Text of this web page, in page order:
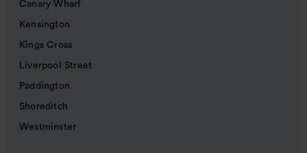
Canary Wharf
Kensington
Kings Cross
Liverpool Street
Paddington
Shoreditch
Westminster